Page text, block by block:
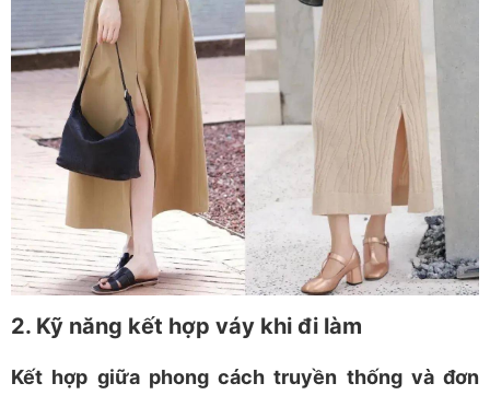
2. Kỹ năng kết hợp váy khi đi làm
Kết hợp giữa phong cách truyền thống và đơn